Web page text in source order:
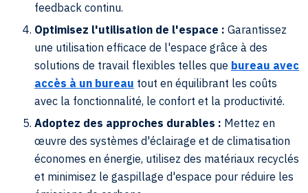
feedback continu.
Optimisez l'utilisation de l'espace : Garantissez
une utilisation efficace de l'espace grâce à des
solutions de travail flexibles telles que bureau avec
accès à un bureau tout en équilibrant les coûts
avec la fonctionnalité, le confort et la productivité.
Adoptez des approches durables : Mettez en
œuvre des systèmes d'éclairage et de climatisation
économes en énergie, utilisez des matériaux recyclés
et minimisez le gaspillage d'espace pour réduire les